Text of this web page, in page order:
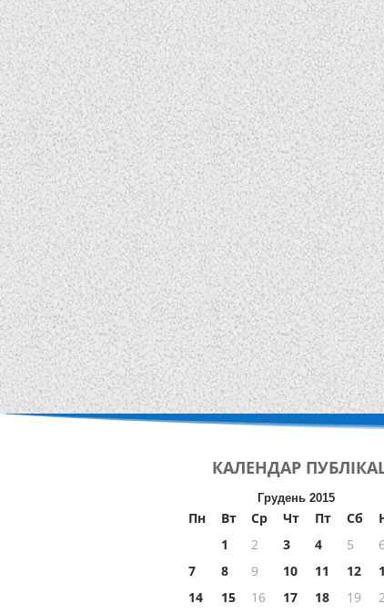
КАЛЕНДАР
Грудень 2015
Пн Вт Ср Чт Пт Сб
1
2 3 4 5
7
8 9 10 11 12
14
15 16 17 18 19